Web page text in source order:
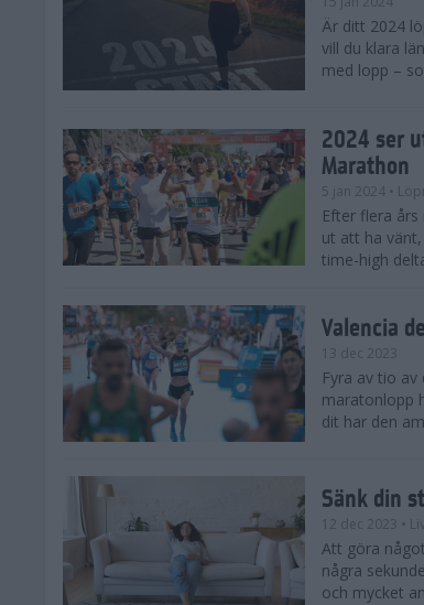
Är ditt 2024
vill du klara
med lopp –
2024 ser
Marathon
5 jan 2024 •
Efter flera
ut att ha
time-high
Valencia
13 dec 2023
Fyra av tio
maratonlopp
dit har den
Sänk din
12 dec 2023 •
Att göra
några
och mycket